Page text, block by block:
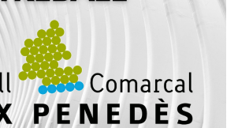
Mitjançant Concurs
1 Plaça D'educador-A
Subgrup A2
Altres